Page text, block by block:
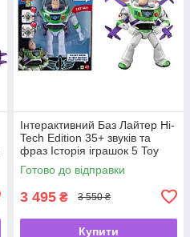
Інтерактивний Баз Лайтер Hi-
Tech Edition 35+ звуків та
фраз Історія іграшок 5 Toy
Story 5 Buzz Lightyear Mattel
Disney
Готово до відправки
3 495 ₴ 3 550 ₴
Купити